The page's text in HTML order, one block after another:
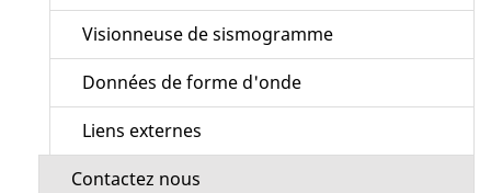
Visionneuse de sismogramme
Données de forme d'onde
Liens externes
Contactez nous